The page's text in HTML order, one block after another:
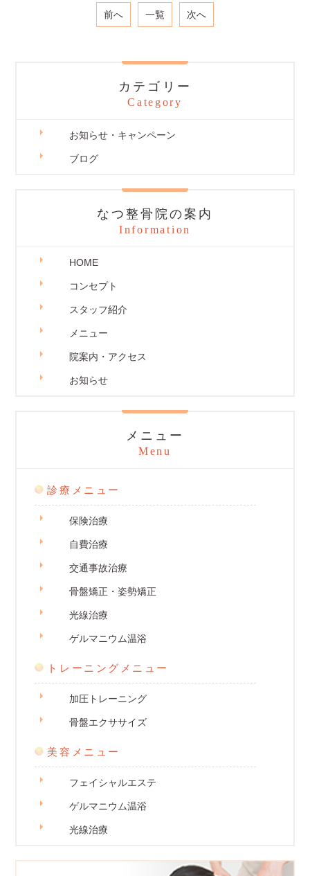
前へ 一覧 次へ
カテゴリー
Category
お知らせ・キャンペーン
ブログ
なつ整骨院の案内
Information
HOME
コンセプト
スタッフ紹介
メニュー
院案内・アクセス
お知らせ
メニュー
Menu
診療メニュー
保険治療
自費治療
交通事故治療
骨盤矯正・姿勢矯正
光線治療
ゲルマニウム温浴
トレーニングメニュー
加圧トレーニング
骨盤エクササイズ
美容メニュー
フェイシャルエステ
ゲルマニウム温浴
光線治療